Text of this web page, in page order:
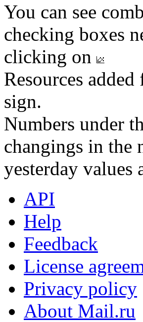
You can see
checking boxes
clicking on
Resources
sign.
Numbers under
changings in the
yesterday values
API
Help
Feedback
License
Privacy policy
About Mail.ru